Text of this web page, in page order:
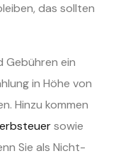
das sollten
Gebühren ein
in Höhe von
Hinzu kommen
sowie
Sie als Nicht-